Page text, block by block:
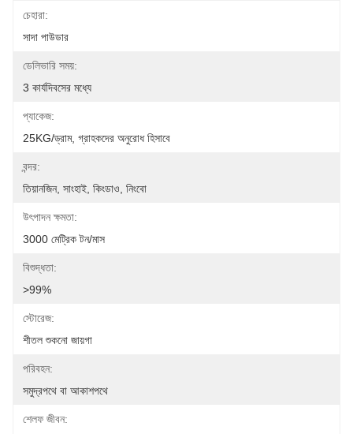
চেহারা:
সাদা পাউডার
ডেলিভারি সময়:
3 কার্যদিবসের মধ্যে
প্যাকেজ:
25KG/ড্রাম, গ্রাহকদের অনুরোধ হিসাবে
বন্দর:
তিয়ানজিন, সাংহাই, কিংডাও, নিংবো
উৎপাদন ক্ষমতা:
3000 মেট্রিক টন/মাস
বিশুদ্ধতা:
>99%
স্টোরেজ:
শীতল শুকনো জায়গা
পরিবহন:
সমুদ্রপথে বা আকাশপথে
শেলফ জীবন: